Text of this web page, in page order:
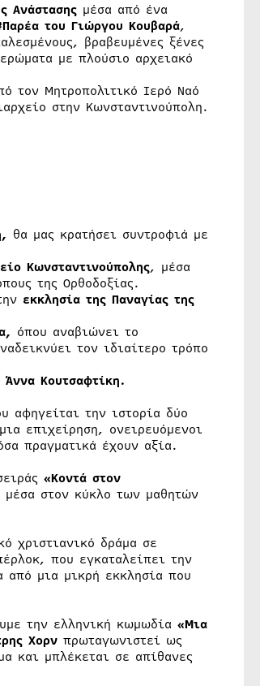
Ανάστασηςμέσα από ένα
του Γιώργου Κουβαρά,
βραβευμένες ξένες
με πλούσιο αρχειακό
τον Μητροπολιτικό Ιερό Ναό
στην Κωνσταντινούπολη.
θα μας κρατήσει συντροφιά με
Κωνσταντινούπολης, μέσα
της Ορθοδοξίας.
εκκλησία της Παναγίας της
όπου αναβιώνει το
τον ιδιαίτερο τρόπο
Άννα Κουτσαφτίκη.
αφηγείται την ιστορία δύο
επιχείρηση, ονειρευόμενοι
πραγματικά έχουν αξία.
«Κοντά στον
στον κύκλο των μαθητών
χριστιανικό δράμα σε
που εγκαταλείπει την
από μια μικρή εκκλησία που
την ελληνική κωμωδία «Μια
Χορνπρωταγωνιστεί ως
και μπλέκεται σε απίθανες